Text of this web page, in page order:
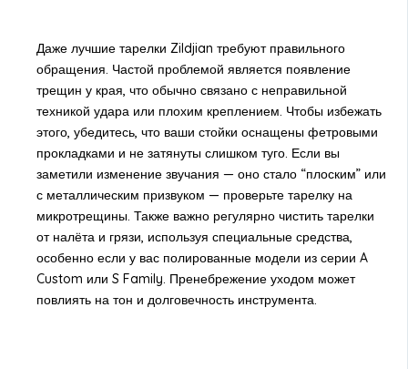
Даже лучшие тарелки Zildjian требуют правильного
обращения. Частой проблемой является появление
трещин у края, что обычно связано с неправильной
техникой удара или плохим креплением. Чтобы избежать
этого, убедитесь, что ваши стойки оснащены фетровыми
прокладками и не затянуты слишком туго. Если вы
заметили изменение звучания — оно стало “плоским” или
с металлическим призвуком — проверьте тарелку на
микротрещины. Также важно регулярно чистить тарелки
от налёта и грязи, используя специальные средства,
особенно если у вас полированные модели из серии A
Custom или S Family. Пренебрежение уходом может
повлиять на тон и долговечность инструмента.